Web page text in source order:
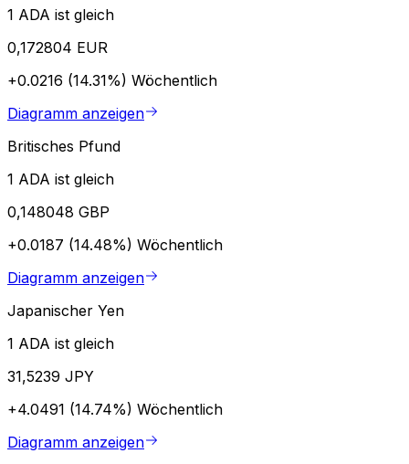
1 ADA ist gleich
0,172804 EUR
+0.0216 (14.31%) Wöchentlich
Diagramm anzeigen
Britisches Pfund
1 ADA ist gleich
0,148048 GBP
+0.0187 (14.48%) Wöchentlich
Diagramm anzeigen
Japanischer Yen
1 ADA ist gleich
31,5239 JPY
+4.0491 (14.74%) Wöchentlich
Diagramm anzeigen